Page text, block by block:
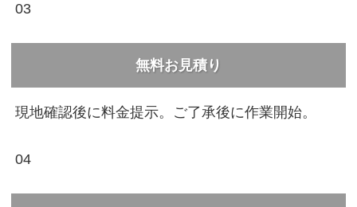
03
無料お見積り
現地確認後に料金提示。ご了承後に作業開始。
04